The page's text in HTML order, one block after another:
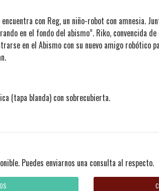
con Reg, un niño-robot con amnesia.
en el fondo del abismo”. Riko, convencida
en el Abismo con su nuevo amigo robótico
(tapa blanda) con sobrecubierta.
Puedes enviarnos una consulta al respecto.